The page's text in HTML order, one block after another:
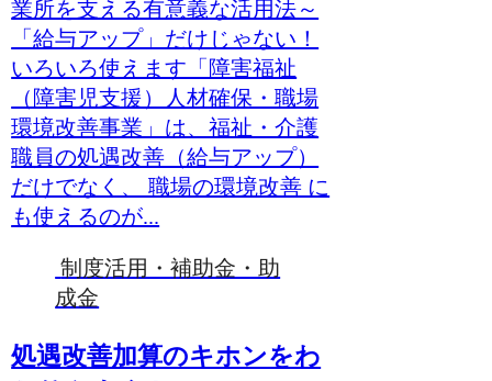
業所を支える有意義な活用法～
「給与アップ」だけじゃない！
いろいろ使えます「障害福祉
（障害児支援）人材確保・職場
環境改善事業」は、福祉・介護
職員の処遇改善（給与アップ）
だけでなく、 職場の環境改善 に
も使えるのが...
制度活用・補助金・助
成金
処遇改善加算のキホンをわ